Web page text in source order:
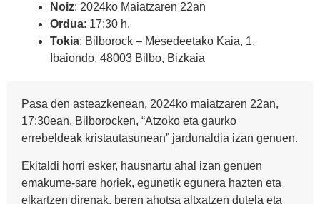
Noiz: 2024ko Maiatzaren 22an
Ordua: 17:30 h.
Tokia: Bilborock – Mesedeetako Kaia, 1,
Ibaiondo, 48003 Bilbo, Bizkaia
Pasa den asteazkenean, 2024ko maiatzaren 22an,
17:30ean, Bilborocken, “Atzoko eta gaurko
errebeldeak kristautasunean” jardunaldia izan genuen.
Ekitaldi horri esker, hausnartu ahal izan genuen
emakume-sare horiek, egunetik egunera hazten eta
elkartzen direnak, beren ahotsa altxatzen dutela eta